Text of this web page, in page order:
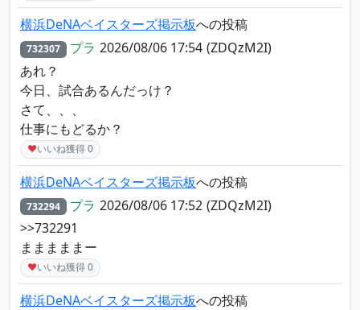
横浜DeNAベイスターズ掲示板への投稿
732307 プラ 2026/08/06 17:54 (ZDQzM2I)
あれ？
今日、試合あるんだっけ？
さて、、、
仕事にもどるか？
♥いいね獲得0
横浜DeNAベイスターズ掲示板への投稿
732294 プラ 2026/08/06 17:52 (ZDQzM2I)
>>732291
まままままー
♥いいね獲得0
横浜DeNAベイスターズ掲示板への投稿